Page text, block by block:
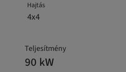
Hajtás
4x4
Teljesítmény
90 kW